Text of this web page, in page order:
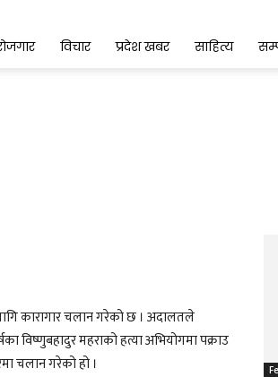
विचार प्रदेश खबर साहित्य
कारागार चलान गरेको छ । अदालतले
विष्णुबहादुर महराको हत्या अभियोगमा पक्राउ
चलान गरेको हो ।